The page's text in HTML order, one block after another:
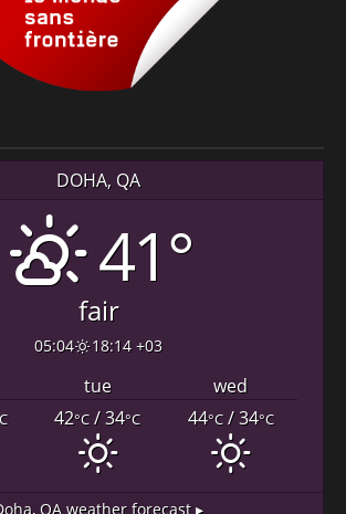
DOHA, QA
41°
fair
05:04 18:14 +03
tue
wed
42°C/ 34°C 44°C/ 34°C
QA weather forecast ▸